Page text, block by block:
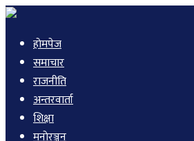
हाेमपेज
समाचार
राजनीति
अन्तरवार्ता
शिक्षा
मनाेरञ्जन